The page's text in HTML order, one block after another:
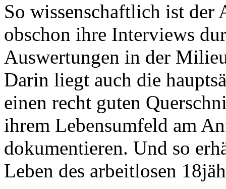
So wissenschaftlich ist der
obschon ihre Interviews
Auswertungen in der
Darin liegt auch die
einen recht guten
ihrem Lebensumfeld am
dokumentieren. Und so
Leben des arbeitlosen